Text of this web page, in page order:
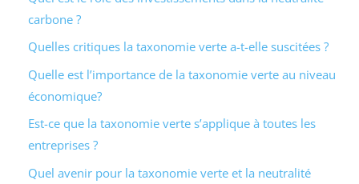
carbone ?
Quelles critiques la taxonomie verte a-t-elle suscitées ?
Quelle est l’importance de la taxonomie verte au niveau
économique?
Est-ce que la taxonomie verte s’applique à toutes les
entreprises ?
Quel avenir pour la taxonomie verte et la neutralité